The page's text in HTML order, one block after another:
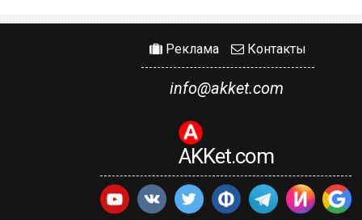
Реклама Контакты
info@akket.com
AKKet.com